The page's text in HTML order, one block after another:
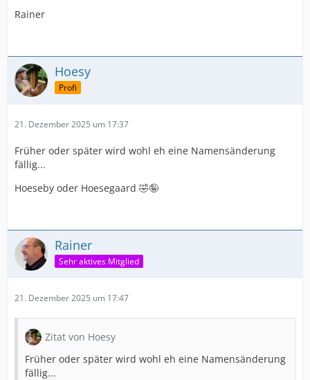
Rainer
Hoesy
Profi
21. Dezember 2025 um 17:37
Früher oder später wird wohl eh eine Namensänderung
fällig...
Hoeseby oder Hoesegaard 🤣🤪
Rainer
Sehr aktives Mitglied
21. Dezember 2025 um 17:47
Zitat von Hoesy
Früher oder später wird wohl eh eine Namensänderung
fällig...